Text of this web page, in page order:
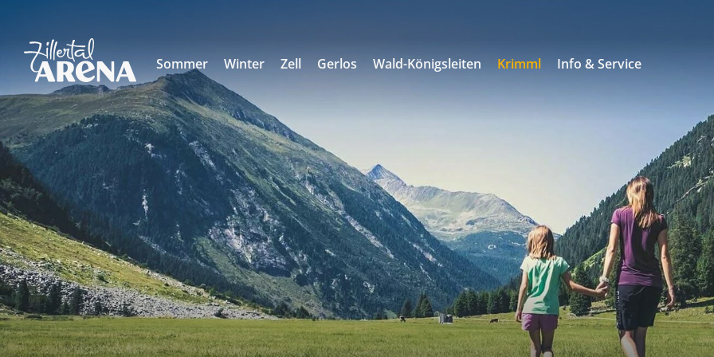
Sommer Winter Zell Gerlos Wald-Königsleiten Krimml Info & Service